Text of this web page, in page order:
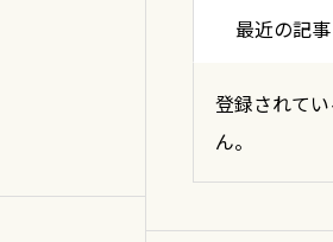
最近の記事
登録されて
ん。